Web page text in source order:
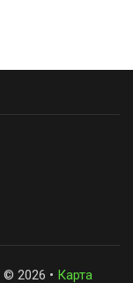
© 2026 • Карта